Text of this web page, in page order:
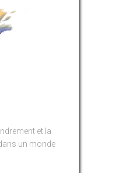
et la
un monde